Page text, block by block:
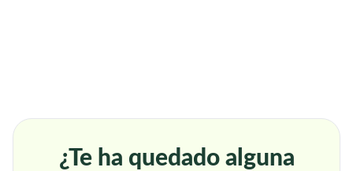
¿Te ha quedado alguna